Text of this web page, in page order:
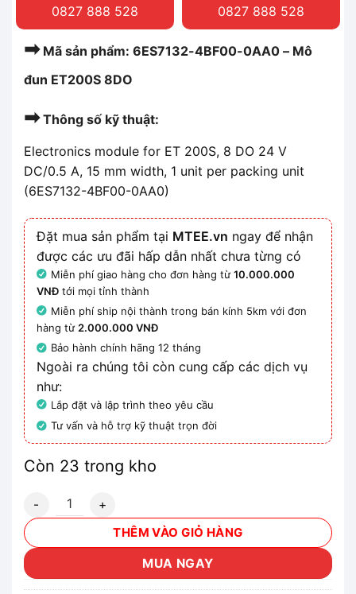
0827 888 528
0827 888 528
➡Mã sản phẩm: 6ES7132-4BF00-0AA0 – Mô
đun ET200S 8DO
➡Thông số kỹ thuật:
Electronics module for ET 200S, 8 DO 24 V
DC/0.5 A, 15 mm width, 1 unit per packing unit
(6ES7132-4BF00-0AA0)
Đặt mua sản phẩm tại MTEE.vn ngay để nhận
được các ưu đãi hấp dẫn nhất chưa từng có
Miễn phí giao hàng cho đơn hàng từ10.000.000
VNĐ tới mọi tỉnh thành
Miễn phí ship nội thành trong bán kính 5km với đơn
hàng từ2.000.000 VNĐ
Bảo hành chính hãng 12 tháng
Ngoài ra chúng tôi còn cung cấp các dịch vụ
như:
Lắp đặt và lập trình theo yêu cầu
Tư vấn và hỗ trợ kỹ thuật trọn đời
Còn 23 trong kho
6ES7132-4BF00-0AA0 - Mô đun ET200S 8DO số lượng
THÊM VÀO GIỎ HÀNG
MUA NGAY